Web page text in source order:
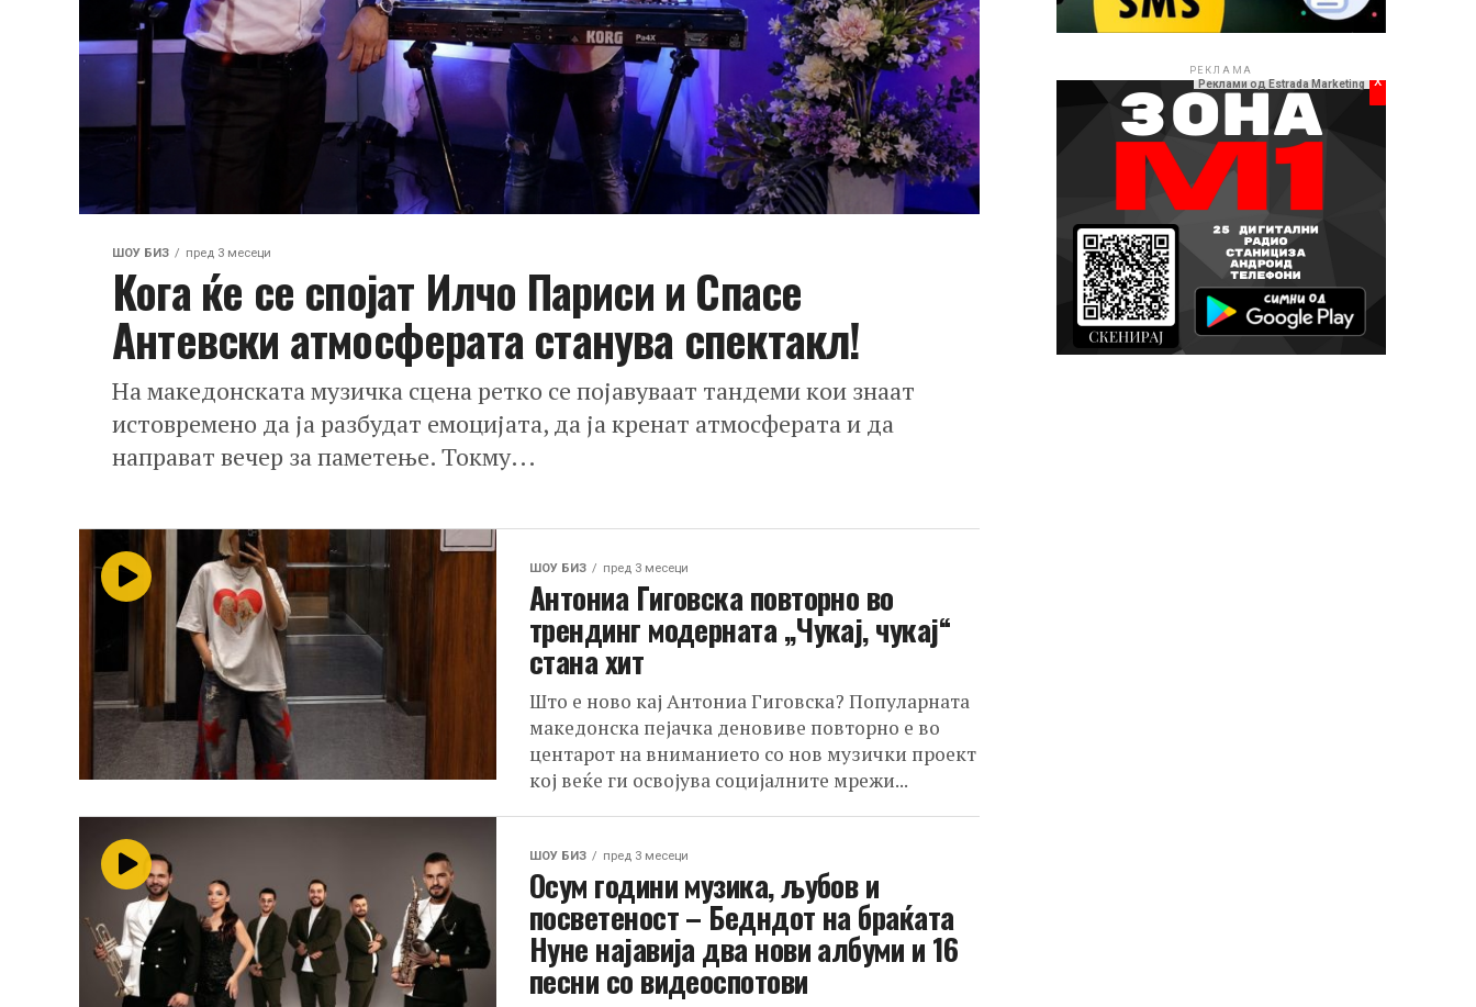
ШОУ БИЗ пред 3 месеци
Кога ќе се спојат Илчо Париси и Спасе
Антевски атмосферата станува спектакл!
На македонската музичка сцена ретко се појавуваат тандеми кои знаат
истовремено да ја разбудат емоцијата, да ја кренат атмосферата и да
направат вечер за паметење. Токму...
ШОУ БИЗ пред 3 месеци
Антониа Гиговска повторно во
трендинг модерната „Чукај, чукај“
стана хит
Што е ново кај Антониа Гиговска? Популарната
македонска пејачка деновиве повторно е во
центарот на вниманието со нов музички проект
кој веќе ги освојува социјалните мрежи...
ШОУ БИЗ пред 3 месеци
Осум години музика, љубов и
посветеност – Бедндот на браќата
Нуне најавија два нови албуми и 16
песни со видеоспотови
РЕКЛАМА
Реклами од Estrada Marketing x